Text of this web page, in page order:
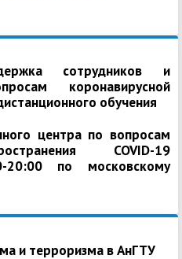
сотрудников и
коронавирусной
обучения
центра по вопросам
COVID-19
20:00 по московскому
и терроризма в АнГТУ